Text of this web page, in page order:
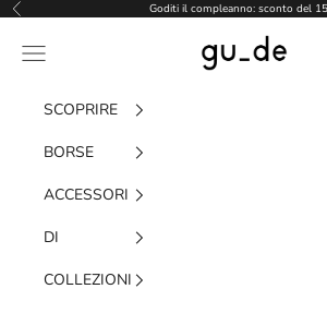
Vai al contenuto
Precedente Goditi il ​​compleanno: sconto del
gu_de
Menù di navigazione
SCOPRIRE
BORSE
ACCESSORI
DI
COLLEZIONI